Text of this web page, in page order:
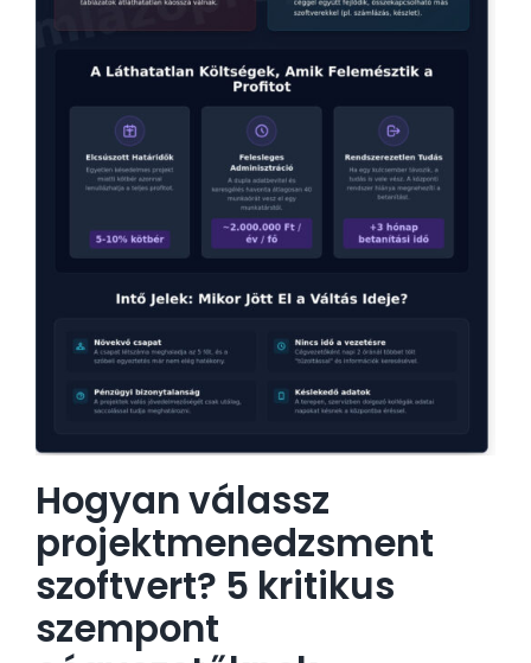
Hogyan válassz
projektmenedzsment
szoftvert? 5 kritikus
szempont